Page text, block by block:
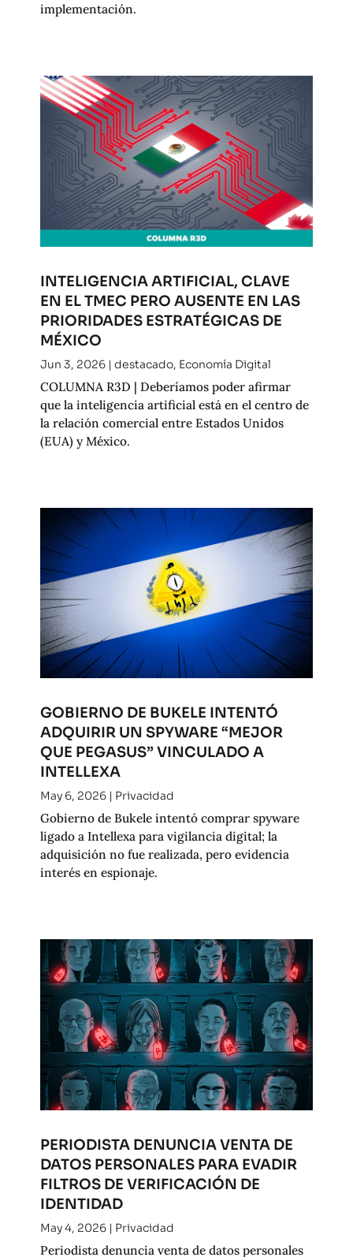
implementación.
INTELIGENCIA ARTIFICIAL, CLAVE
EN EL TMEC PERO AUSENTE EN LAS
PRIORIDADES ESTRATÉGICAS DE
MÉXICO
Jun 3, 2026| destacado, Economía Digital
COLUMNA R3D | Deberíamos poder afirmar
que la inteligencia artificial está en el centro de
la relación comercial entre Estados Unidos
(EUA) y México.
GOBIERNO DE BUKELE INTENTÓ
ADQUIRIR UN SPYWARE “MEJOR
QUE PEGASUS” VINCULADO A
INTELLEXA
May 6, 2026| Privacidad
Gobierno de Bukele intentó comprar spyware
ligado a Intellexa para vigilancia digital; la
adquisición no fue realizada, pero evidencia
interés en espionaje.
PERIODISTA DENUNCIA VENTA DE
DATOS PERSONALES PARA EVADIR
FILTROS DE VERIFICACIÓN DE
IDENTIDAD
May 4, 2026| Privacidad
Periodista denuncia venta de datos personales